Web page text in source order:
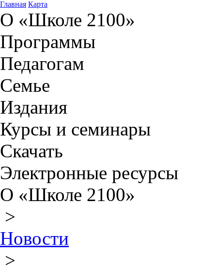
Главная Карта
О «Школе 2100»
Программы
Педагогам
Семье
Издания
Курсы и семинары
Скачать
Электронные ресурсы
О «Школе 2100»
>
Новости
>